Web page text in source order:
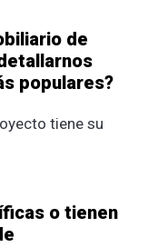
de
populares?
tiene su
o tienen